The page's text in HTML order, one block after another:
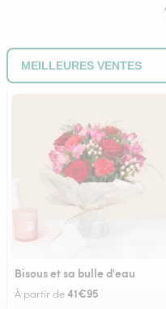
Bisous et sa bulle d'eau
À partir de41€95